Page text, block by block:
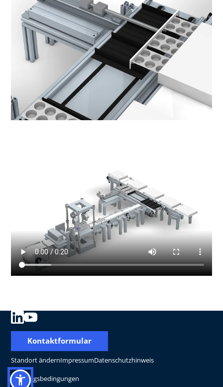
Standort ändernImpressumDatenschutzhinweis
Nutzungsbedingungen
Kontaktformular